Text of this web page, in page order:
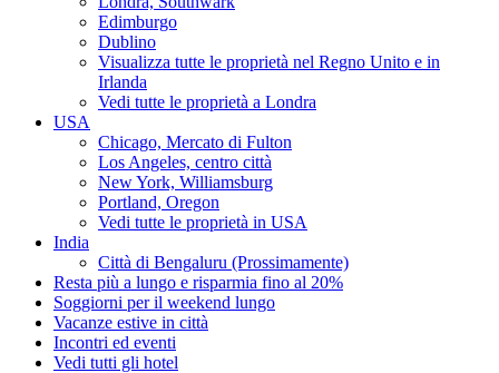
Edimburgo
Dublino
Visualizza tutte le proprietà nel Regno Unito e in
Irlanda
Vedi tutte le proprietà a Londra
USA
Chicago, Mercato di Fulton
Los Angeles, centro città
New York, Williamsburg
Portland, Oregon
Vedi tutte le proprietà in USA
India
Città di Bengaluru (Prossimamente)
Resta più a lungo e risparmia fino al 20%
Soggiorni per il weekend lungo
Vacanze estive in città
Incontri ed eventi
Vedi tutti gli hotel